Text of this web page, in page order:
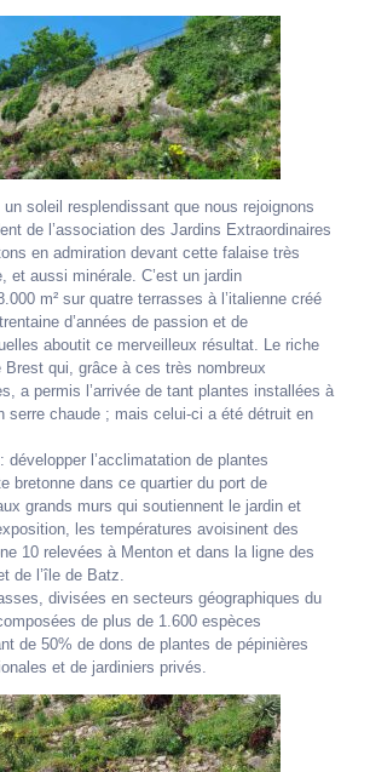
un soleil resplendissant que nous rejoignons
de l’association des Jardins Extraordinaires
en admiration devant cette falaise très
et aussi minérale. C’est un jardin
m² sur quatre terrasses à l’italienne créé
d’années de passion et de
aboutit ce merveilleux résultat. Le riche
Brest qui, grâce à ces très nombreux
a permis l’arrivée de tant plantes installées à
serre chaude ; mais celui-ci a été détruit en
développer l’acclimatation de plantes
bretonne dans ce quartier du port de
grands murs qui soutiennent le jardin et
les températures avoisinent des
10 relevées à Menton et dans la ligne des
de l’île de Batz.
divisées en secteurs géographiques du
de plus de 1.600 espèces
de 50% de dons de plantes de pépinières
et de jardiniers privés.